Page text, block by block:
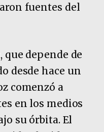
fuentes del
que depende de
desde hace un
comenzó a
en los medios
su órbita. El